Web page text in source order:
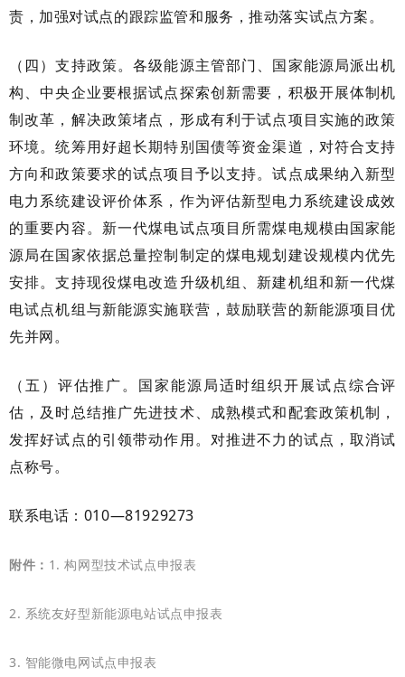
责，加强对试点的跟踪监管和服务，推动落实试点方案。
（四）支持政策。各级能源主管部门、国家能源局派出机
构、中央企业要根据试点探索创新需要，积极开展体制机
制改革，解决政策堵点，形成有利于试点项目实施的政策
环境。统筹用好超长期特别国债等资金渠道，对符合支持
方向和政策要求的试点项目予以支持。试点成果纳入新型
电力系统建设评价体系，作为评估新型电力系统建设成效
的重要内容。新一代煤电试点项目所需煤电规模由国家能
源局在国家依据总量控制制定的煤电规划建设规模内优先
安排。支持现役煤电改造升级机组、新建机组和新一代煤
电试点机组与新能源实施联营，鼓励联营的新能源项目优
先并网。
（五）评估推广。国家能源局适时组织开展试点综合评
估，及时总结推广先进技术、成熟模式和配套政策机制，
发挥好试点的引领带动作用。对推进不力的试点，取消试
点称号。
联系电话：010—81929273
附件： 1. 构网型技术试点申报表
2. 系统友好型新能源电站试点申报表
3. 智能微电网试点申报表